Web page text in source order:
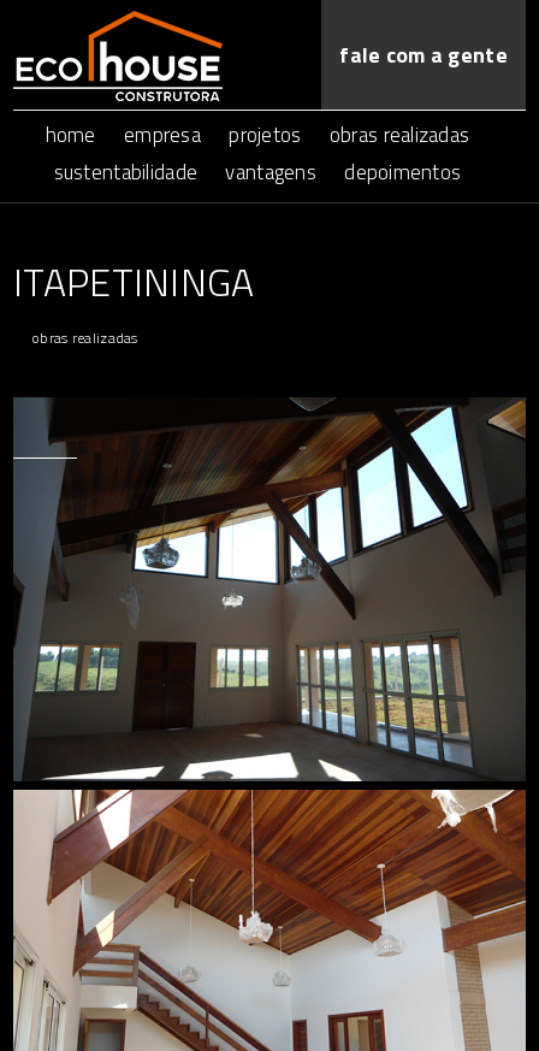
fale com a gente
home empresa projetos
obras realizadas
sustentabilidade
vantagens depoimentos
ITAPETININGA
obras realizadas